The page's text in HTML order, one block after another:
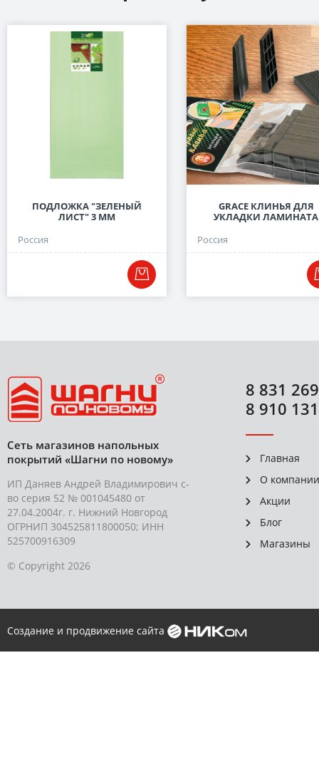
ПОДЛОЖКА "ЗЕЛЕНЫЙ
ЛИСТ" 3 ММ
Россия
GRACE КЛИНЬЯ ДЛЯ
УКЛАДКИ ЛАМИНАТА
Россия
Сеть магазинов напольных
покрытий «Шагни по новому»
ИП Даняев Андрей Владимирович с-
во серия 52 № 001045480 от
27.04.2004г. г. Нижний Новгород
ОГРНИП 304525811800050; ИНН
525700916309
© Copyright 2026
8 831
8 910
Главная
О компании
Акции
Блог
Магазины
Создание и продвижение сайта